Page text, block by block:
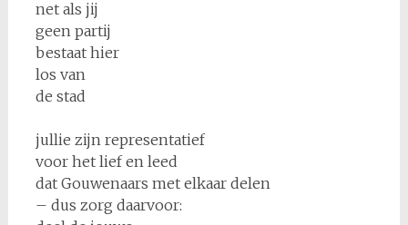
net als jij
geen partij
bestaat hier
los van
de stad
jullie zijn representatief
voor het lief en leed
dat Gouwenaars met elkaar delen
– dus zorg daarvoor: